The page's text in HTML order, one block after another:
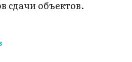
сдачи объектов.